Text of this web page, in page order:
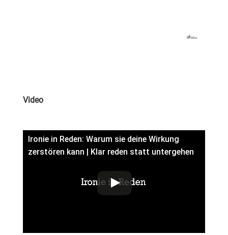
Video
Ironie in Reden: Warum sie deine Wirkung
zerstören kann | Klar reden statt untergehen